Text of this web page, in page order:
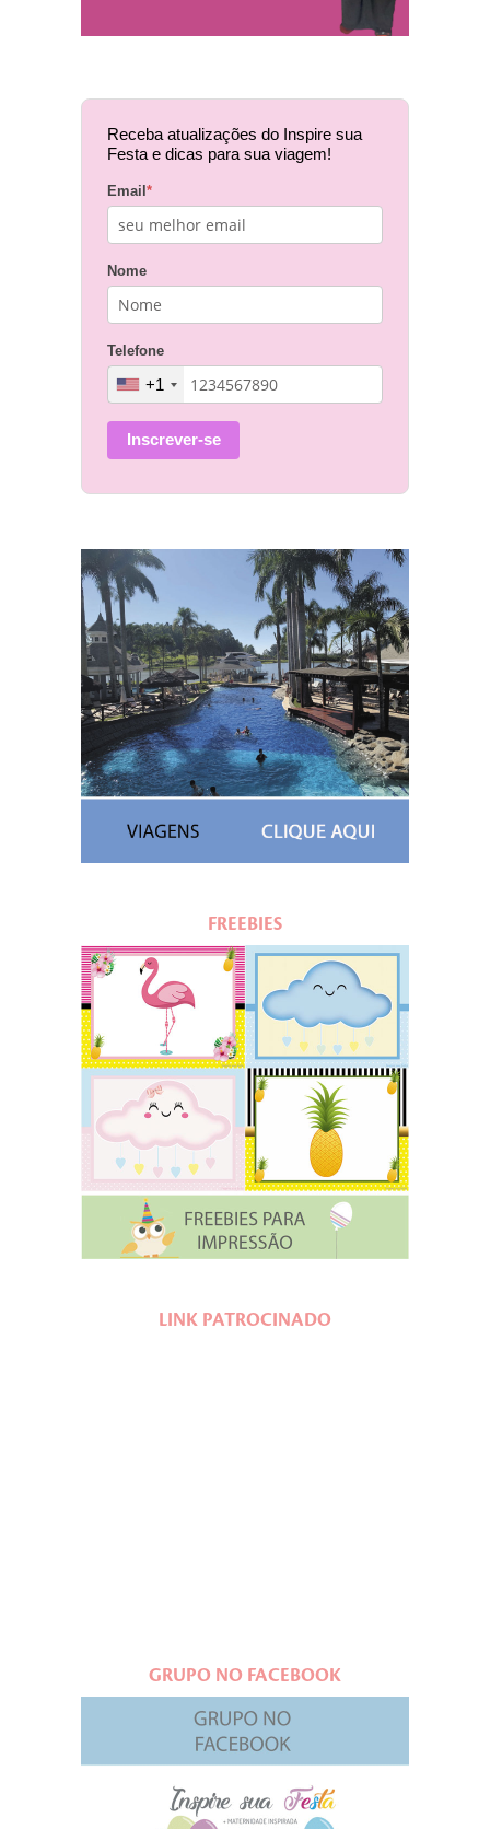
Receba atualizações do Inspire sua
Festa e dicas para sua viagem!
Email *
Nome
Telefone
+1
Inscrever-se
FREEBIES
LINK PATROCINADO
GRUPO NO FACEBOOK